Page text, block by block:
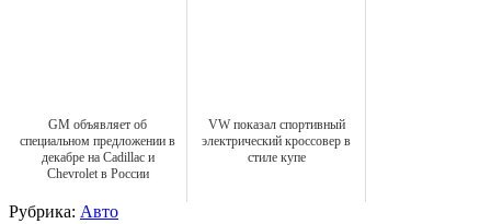
GM объявляет об
специальном предложении в
декабре на Cadillac и
Chevrolet в России
VW показал спортивный
электрический кроссовер в
стиле купе
Рубрика: Авто